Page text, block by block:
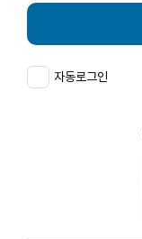
자동로그인